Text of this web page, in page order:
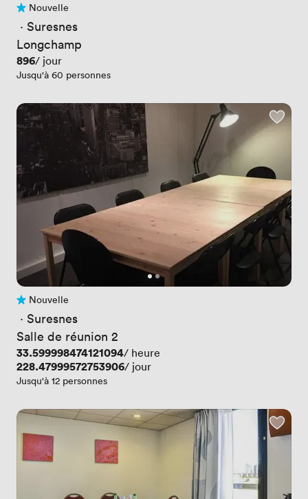
Pas encore d'avis
Nouvelle
· Suresnes
Longchamp
Prix
896/ jour
Jusqu'à 60 personnes
Pas encore d'avis
Nouvelle
· Suresnes
Salle de réunion 2
Prix
33.599998474121094/ heure
Prix
228.47999572753906/ jour
Jusqu'à 12 personnes